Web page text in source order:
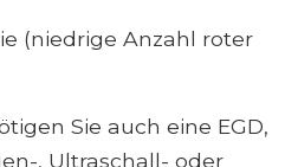
(niedrige Anzahl roter
Sie auch eine EGD,
, Ultraschall- oder